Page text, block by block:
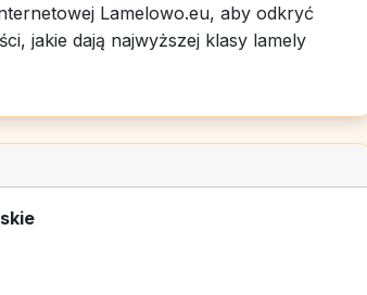
Lamelowo.eu, aby odkryć
jakie dają najwyższej klasy lamely